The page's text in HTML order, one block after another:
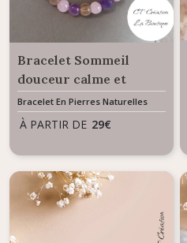
Bracelet Sommeil
douceur calme et
sérénité - Mélange de
pierres naturelles
Bracelet En Pierres Naturelles
À PARTIR DE 29€